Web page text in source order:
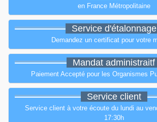
en France Métropolitaine
Service d'étalonnage
Demandez un certificat pour votre
Mandat administraitf
Paiement Accepté pour les Organismes
Service client
Service client à votre écoute du lundi au
17:30h